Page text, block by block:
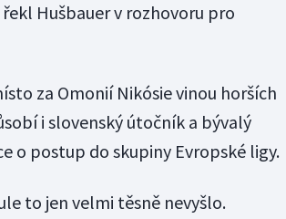
Hušbauer v rozhovoru pro
za Omonií Nikósie vinou horších
i slovenský útočník a bývalý
o postup do skupiny Evropské ligy.
to jen velmi těsně nevyšlo.